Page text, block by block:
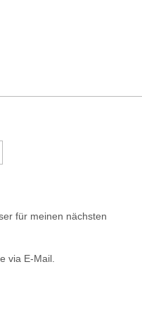
für meinen nächsten
via E-Mail.